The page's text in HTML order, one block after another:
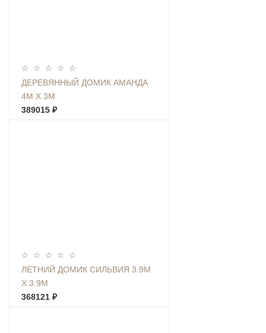
ДЕРЕВЯННЫЙ ДОМИК АМАНДА
4М Х 3М
389015 ₽
ЛЕТНИЙ ДОМИК СИЛЬВИЯ 3.9М
Х 3.9М
368121 ₽